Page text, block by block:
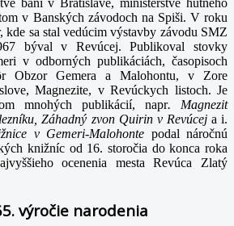
baní v Bratislave, ministerstve hutného
v Banských závodoch na Spiši. V roku
kde sa stal vedúcim výstavby závodu SMZ
býval v Revúcej. Publikoval stovky
v odborných publikáciách, časopisoch
Obzor Gemera a Malohontu, v Zore
Magnezite, v Revúckych listoch. Je
mnohých publikácií, napr. Magnezit
Záhadný zvon Quirin v Revúcej a i.
v Gemeri-Malohonte podal náročnú
knižníc od 16. storočia do konca roka
ocenenia mesta Revúca Zlatý
výročie narodenia